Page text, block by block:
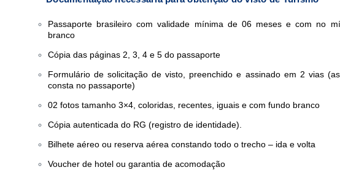
Passaporte brasileiro com validade mínima de 06 meses e com no
branco
Cópia das páginas 2, 3, 4 e 5 do passaporte
Formulário de solicitação de visto, preenchido e assinado em 2 vias
consta no passaporte)
02 fotos tamanho 3×4, coloridas, recentes, iguais e com fundo branco
Cópia autenticada do RG (registro de identidade).
Bilhete aéreo ou reserva aérea constando todo o trecho – ida e volta
Voucher de hotel ou garantia de acomodação